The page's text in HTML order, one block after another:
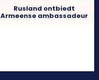
Rusland ontbiedt
Armeense ambassadeur